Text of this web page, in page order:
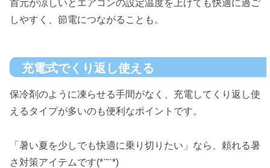
首元が涼しいとエアコンの設定温度を上げても快適に過ご
しやすく、節電につながることも。
充電式でくり返し使える
保冷剤のように凍らせる手間がなく、充電してくり返し使
えるタイプが多いのも便利なポイントです。
「暑い夏を少しでも快適に乗り切りたい」なら、頼れる暑
さ対策アイテムです(*ˊ˘ˋ*)